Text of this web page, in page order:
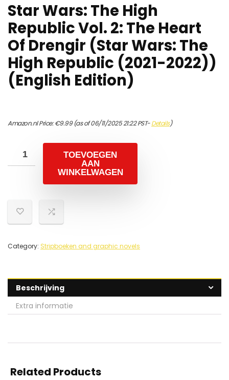
Star Wars: The High
Republic Vol. 2: The Heart
Of Drengir (Star Wars: The
High Republic (2021-2022))
(English Edition)
Amazon.nl Price:€9.99(as of 06/11/2025 21:22 PST-Details)
TOEVOEGEN
AAN
WINKELWAGEN
Category: Stripboeken and graphic novels
Beschrijving
Extra informatie
Related Products